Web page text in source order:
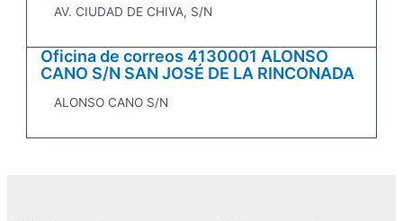
AV. CIUDAD DE CHIVA, S/N
Oficina de correos 4130001 ALONSO
CANO S/N SAN JOSÉ DE LA RINCONADA
ALONSO CANO S/N